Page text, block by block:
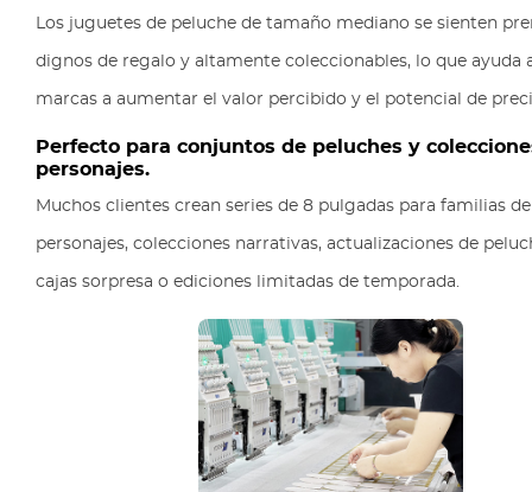
Los juguetes de peluche de tamaño mediano se sienten
dignos de regalo y altamente coleccionables, lo que ayuda
marcas a aumentar el valor percibido y el potencial de
Perfecto para conjuntos de peluches y
personajes.
Muchos clientes crean series de 8 pulgadas para familias de
personajes, colecciones narrativas, actualizaciones de
cajas sorpresa o ediciones limitadas de temporada.